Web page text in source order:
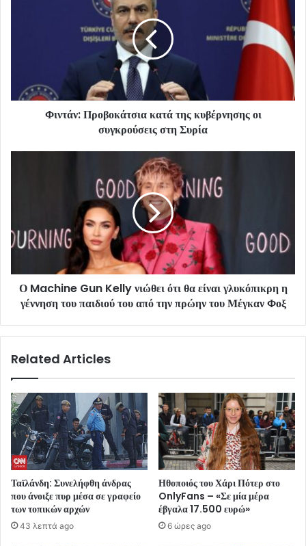
Φιντάν: Προβοκάτσια κατά της κυβέρνησης οι
συγκρούσεις στη Συρία
Ο Machine Gun Kelly νιώθει ότι θα είναι γλυκόπικρη η
γέννηση του παιδιού του από την πρώην του Μέγκαν Φοξ
Related Articles
Ταϊλάνδη: Συνελήφθη άνδρας
που άνοιξε πυρ μέσα σε γραφείο
των τοπικών αρχών
43 λεπτά ago
Ηθοποιός του Χάρι Πότερ στο
OnlyFans – «Σε μία μέρα
έβγαλα 17.500 ευρώ»
6 ώρες ago